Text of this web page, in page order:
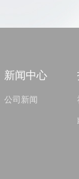
新闻中心
公司新闻